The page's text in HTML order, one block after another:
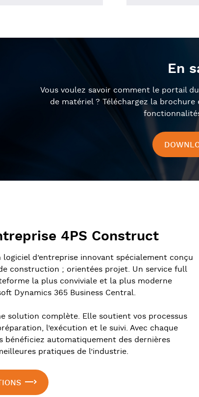
En
Vous voulez savoir comment le portail
de matériel ? Téléchargez la
4PS Construct
d’entreprise innovant spécialement conçu
construction ; orientées projet. Un service full
la plus conviviale et la plus moderne
Dynamics 365 Business Central.
solution complète. Elle soutient vos processus
l’exécution et le suivi. Avec chaque
bénéficiez automatiquement des dernières
pratiques de l’industrie.